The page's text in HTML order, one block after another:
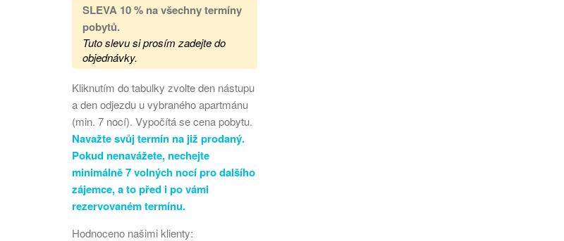
SLEVA 10 % na všechny termíny
pobytů.
Tuto slevu si prosím zadejte do
objednávky.
Kliknutím do tabulky zvolte den nástupu
a den odjezdu u vybraného apartmánu
(min. 7 nocí). Vypočítá se cena pobytu.
Navažte svůj termín na již prodaný.
Pokud nenavážete, nechejte
minimálně 7 volných nocí pro dalšího
zájemce, a to před i po vámi
rezervovaném termínu.
Hodnoceno našimi klienty: